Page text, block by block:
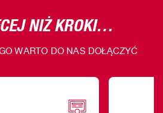
WARTO DO NAS DOŁĄCZYĆ
NIŻ KROKI…